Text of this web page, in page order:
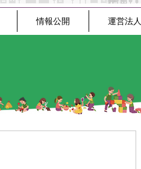
情報公開 運営法人